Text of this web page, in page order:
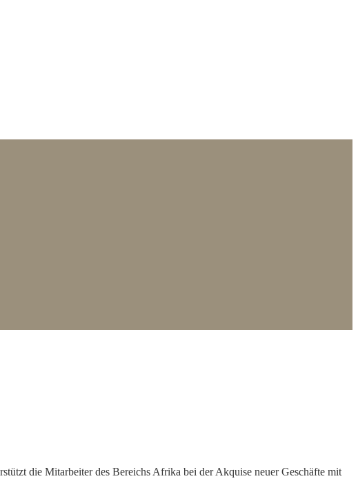
die Mitarbeiter des Bereichs Afrika bei der Akquise neuer Geschäfte mit